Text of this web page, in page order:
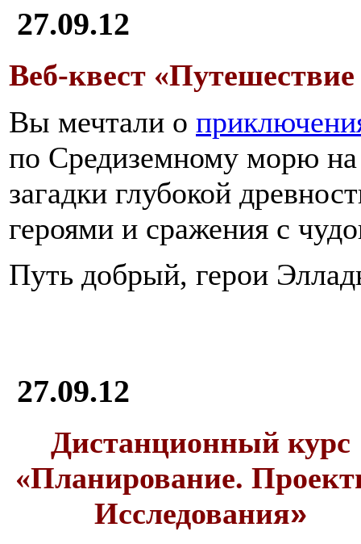
27.09.12
Веб-квест «Путешествие
Вы мечтали о
по Средиземному морю на
загадки глубокой
героями и сражения с
Путь добрый, герои
27.09.12
Дистанционный курс
«Планирование.
Исследования»